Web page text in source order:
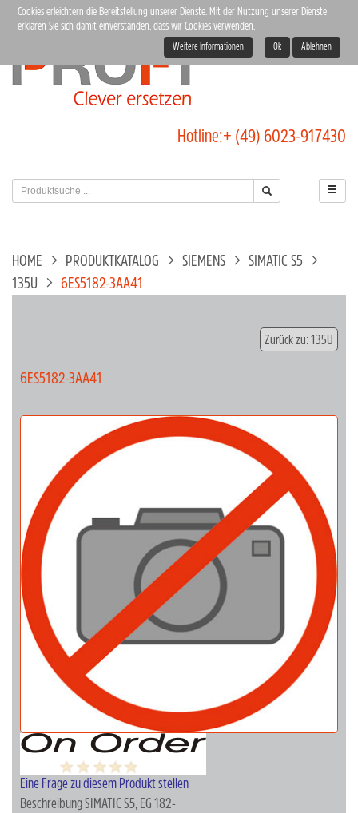
Hotline:+ (49) 6023-917430
HOME PRODUKTKATALOG SIEMENS
SIMATIC S5
135U
6ES5182-3AA41
Zurück zu: 135U
6ES5182-3AA41
Eine Frage zu diesem Produkt stellen
BeschreibungSIMATIC S5, EG 182-
Cookies erleichtern die Bereitstellung unserer Dienste. Mit der Nutzung unserer Dienste
erklären Sie sich damit einverstanden, dass wir Cookies verwenden.
Weitere Informationen Ok Ablehnen